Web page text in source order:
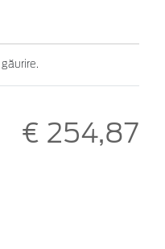
€ 254,87